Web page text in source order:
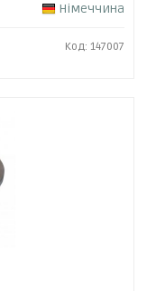
Німеччина
Код: 147007